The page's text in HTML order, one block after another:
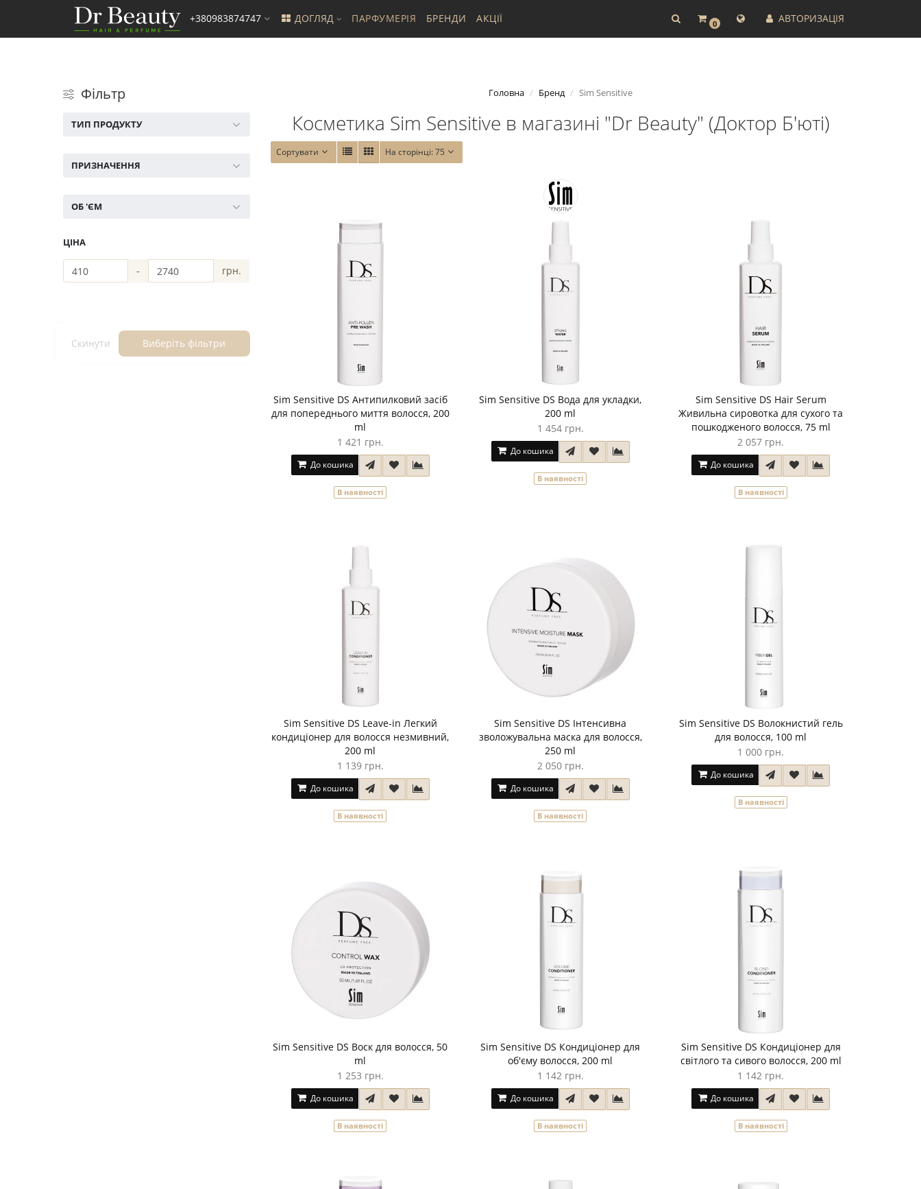
0 АВТОРИЗАЦІЯ
+380983874747 ДОГЛЯД ПАРФУМЕРІЯ БРЕНДИ АКЦІЇ
Фільтр
ТИП ПРОДУКТУ
ПРИЗНАЧЕННЯ
ОБ 'ЄМ
ЦІНА
- грн.
Скинути Виберіть фільтри
Головна Бренд Sim Sensitive
Косметика Sim Sensitive в магазині "Dr Beauty" (Доктор Б'юті)
Сортувати На сторінці:75
Sim Sensitive DS Антипилковий засіб
для попереднього миття волосся, 200
ml
1 421 грн.
До кошика
В наявності
Sim Sensitive DS Вода для укладки,
200 ml
1 454 грн.
До кошика
В наявності
Sim Sensitive DS Hair Serum
Живильна сировотка для сухого та
пошкодженого волосся, 75 ml
2 057 грн.
До кошика
В наявності
Sim Sensitive DS Leave-in Легкий
кондиціонер для волосся незмивний,
200 ml
1 139 грн.
До кошика
В наявності
Sim Sensitive DS Інтенсивна
зволожувальна маска для волосся,
250 ml
2 050 грн.
До кошика
В наявності
Sim Sensitive DS Волокнистий гель
для волосся, 100 ml
1 000 грн.
До кошика
В наявності
Sim Sensitive DS Воск для волосся, 50
ml
1 253 грн.
До кошика
В наявності
Sim Sensitive DS Кондиціонер для
об'єму волосся, 200 ml
1 142 грн.
До кошика
В наявності
Sim Sensitive DS Кондиціонер для
світлого та сивого волосся, 200 ml
1 142 грн.
До кошика
В наявності